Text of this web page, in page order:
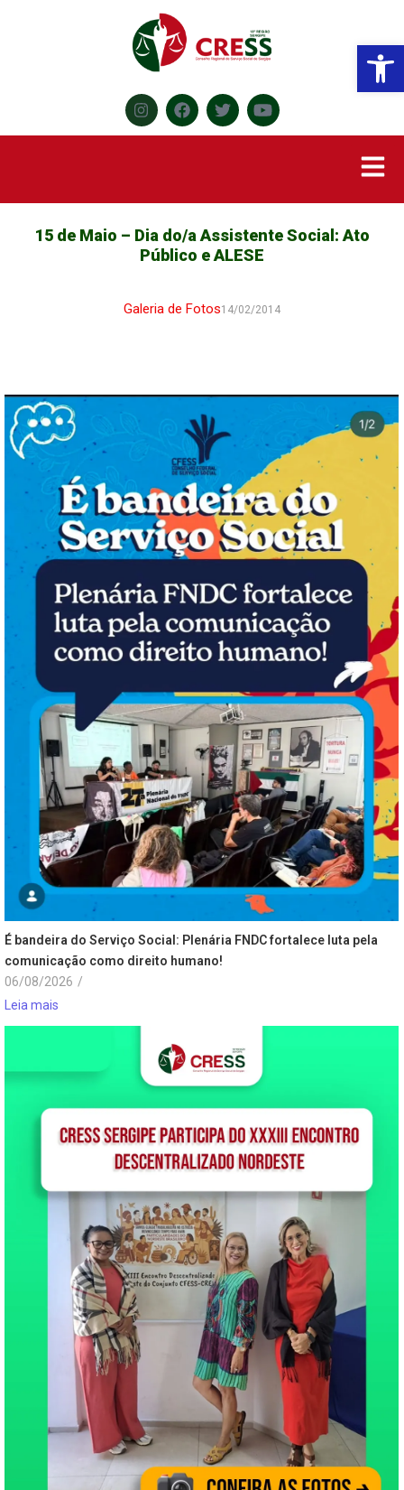
15 de Maio – Dia do/a Assistente Social: Ato
Público e ALESE
Galeria de Fotos14/02/2014
É bandeira do Serviço Social: Plenária FNDC fortalece luta pela
comunicação como direito humano!
06/08/2026 /
Leia mais